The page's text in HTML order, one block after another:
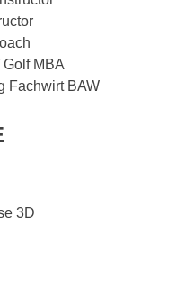
MBA
Fachwirt BAW
3D